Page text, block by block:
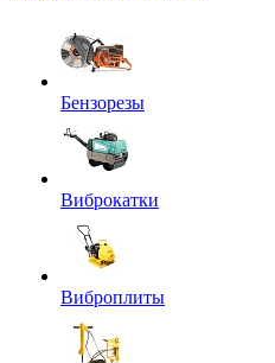
Бензорезы
Виброкатки
Виброплиты